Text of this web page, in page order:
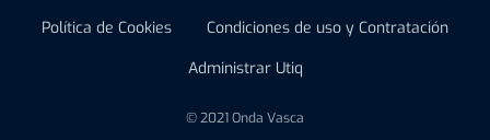
Política de Cookies
Condiciones de uso y Contratación
Administrar Utiq
© 2021 Onda Vasca